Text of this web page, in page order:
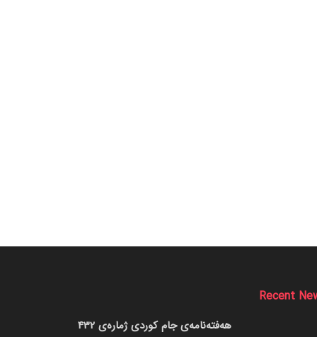
Recent
هەفتەنامەی جام کوردی ژمارەی 432